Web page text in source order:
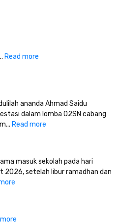
Read more
ananda Ahmad Saidu
dalam lomba O2SN cabang
Read more
masuk sekolah pada hari
2026, setelah libur ramadhan dan